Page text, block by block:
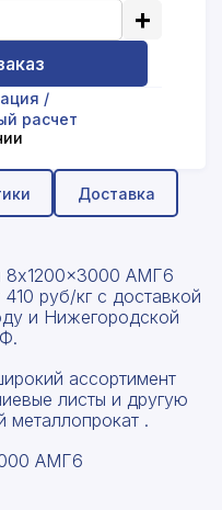
+
/
расчет
Доставка
8x1200x3000 АМГ6
руб/кг с доставкой
и Нижегородской
ассортимент
листы и другую
металлопрокат .
АМГ6